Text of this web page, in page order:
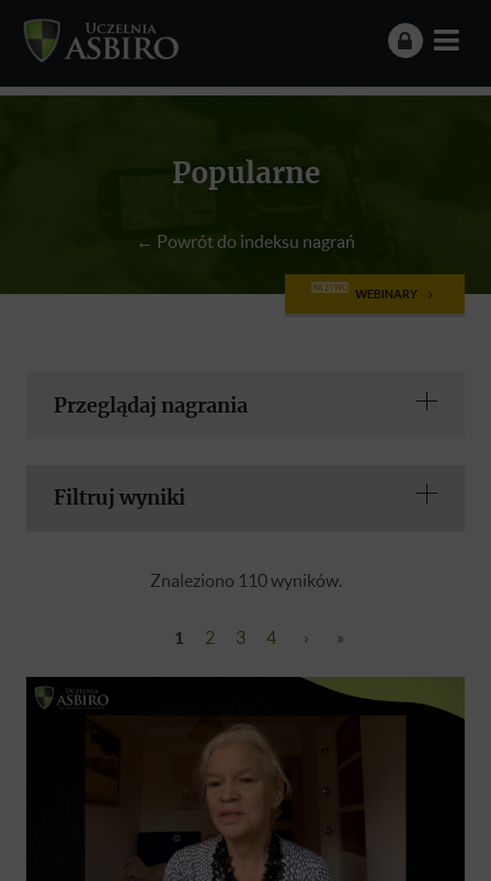
Popularne
← Powrót do indeksu nagrań
NA ŻYWO WEBINARY
Przeglądaj nagrania
Filtruj wyniki
Znaleziono 110 wyników.
1 2 3 4 › »